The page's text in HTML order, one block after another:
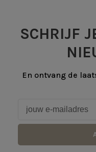
SCHRIJF
En ontvang de